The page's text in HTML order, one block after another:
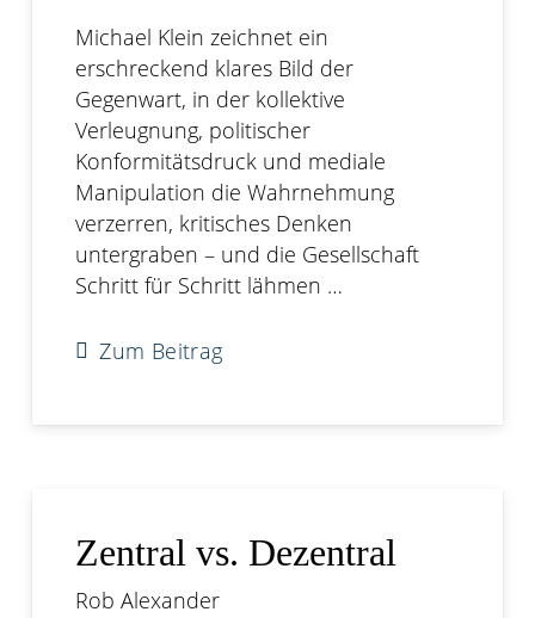
Michael Klein zeichnet ein
erschreckend klares Bild der
Gegenwart, in der kollektive
Verleugnung, politischer
Konformitätsdruck und mediale
Manipulation die Wahrnehmung
verzerren, kritisches Denken
untergraben – und die Gesellschaft
Schritt für Schritt lähmen …
Zum Beitrag
Zentral vs. Dezentral
Rob Alexander